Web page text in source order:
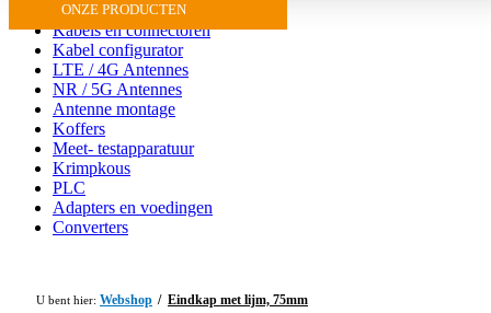
ONZE PRODUCTEN
Antenne
Kabels en connectoren
Kabel configurator
LTE / 4G Antennes
NR / 5G Antennes
Antenne montage
Koffers
Meet- testapparatuur
Krimpkous
PLC
Adapters en voedingen
Converters
Webshop Eindkap met lijm, 75mm